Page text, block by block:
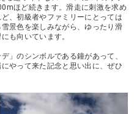
ほど続きます。滑走に刺激を求め
、初級者やファミリーにとっては
景色を楽しみながら、ゆったり滑
も向いています。
」のシンボルである鐘があって、
やって来た記念と思い出に、ぜひ